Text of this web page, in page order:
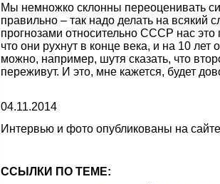
Мы немножко склонны переоценивать
правильно – так надо делать на всякий
прогнозами относительно СССР нас это
что они рухнут в конце века, и на 10 лет
можно, например, шутя сказать, что
переживут. И это, мне кажется, будет
04.11.2014
Интервью и фото опубликованы на
ССЫЛКИ ПО ТЕМЕ: